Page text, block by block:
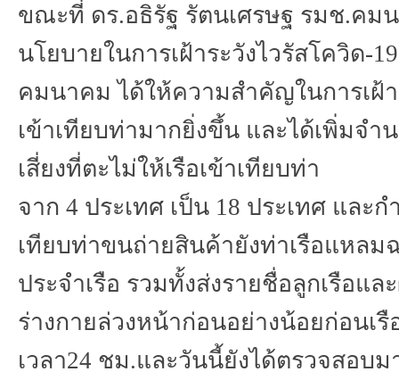
ขณะที่ ดร.อธิรัฐ รัตนเศรษฐ รมช.คม
นโยบายในการเฝ้าระวังไวรัสโควิด-
คมนาคม ได้ให้ความสำคัญในการเฝ้
เข้าเทียบท่ามากยิ่งขึ้น และได้เพิ่มจำ
เสี่ยงที่ตะไม่ให้เรือเข้าเทียบท่า
จาก 4 ประเทศ เป็น 18 ประเทศ และก
เทียบท่าขนถ่ายสินค้ายังท่าเรือแหลม
ประจำเรือ รวมทั้งส่งรายชื่อลูกเรือแล
ร่างกายล่วงหน้าก่อนอย่างน้อยก่อนเรื
เวลา24 ชม.และวันนี้ยังได้ตรวจสอบม